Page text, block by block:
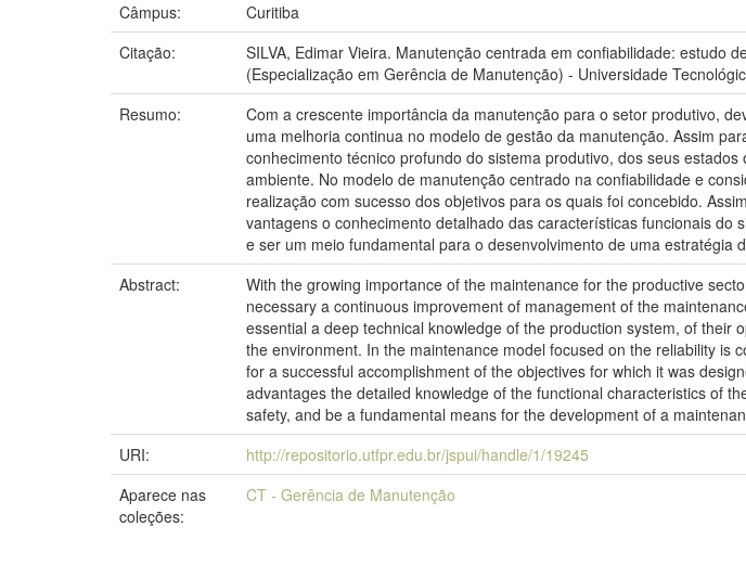
Câmpus:
Curitiba
Citação:
SILVA, Edimar Vieira. Manutenção centrada em confiabilidade: estudo
(Especialização em Gerência de Manutenção) - Universidade
Resumo:
Com a crescente importância da manutenção para o setor produtivo,
uma melhoria continua no modelo de gestão da manutenção. Assim
conhecimento técnico profundo do sistema produtivo, dos seus
ambiente. No modelo de manutenção centrado na confiabilidade e
realização com sucesso dos objetivos para os quais foi concebido.
vantagens o conhecimento detalhado das características funcionais
e ser um meio fundamental para o desenvolvimento de uma estratégia
Abstract:
With the growing importance of the maintenance for the productive
necessary a continuous improvement of management of the
essential a deep technical knowledge of the production system, of
the environment. In the maintenance model focused on the reliability is
for a successful accomplishment of the objectives for which it was
advantages the detailed knowledge of the functional characteristics of
safety, and be a fundamental means for the development of a
URI:
http://repositorio.utfpr.edu.br/jspui/handle/1/19245
Aparece nas
coleções:
CT - Gerência de Manutenção